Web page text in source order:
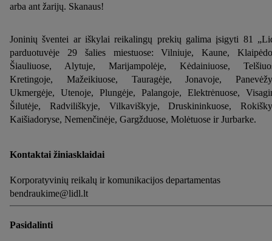
arba ant žarijų. Skanaus!
Joninių šventei ar iškylai reikalingų prekių galima įsigyti 81
parduotuvėje 29 šalies miestuose: Vilniuje, Kaune,
Šiauliuose, Alytuje, Marijampolėje, Kėdainiuose,
Kretingoje, Mažeikiuose, Tauragėje, Jonavoje,
Ukmergėje, Utenoje, Plungėje, Palangoje, Elektrėnuose,
Šilutėje, Radviliškyje, Vilkaviškyje, Druskininkuose,
Kaišiadoryse, Nemenčinėje, Gargžduose, Molėtuose ir Jurbarke.
Kontaktai žiniasklaidai
Korporatyvinių reikalų ir komunikacijos departamentas
bendraukime@lidl.lt
Pasidalinti